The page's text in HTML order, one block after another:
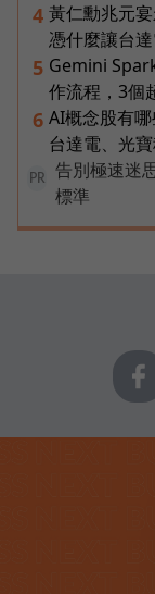
4 黃仁勳兆元
憑什麼讓台
5 Gemini
作流程，3個
6 AI概念股有
台達電、光
PR
告別極速迷
標準